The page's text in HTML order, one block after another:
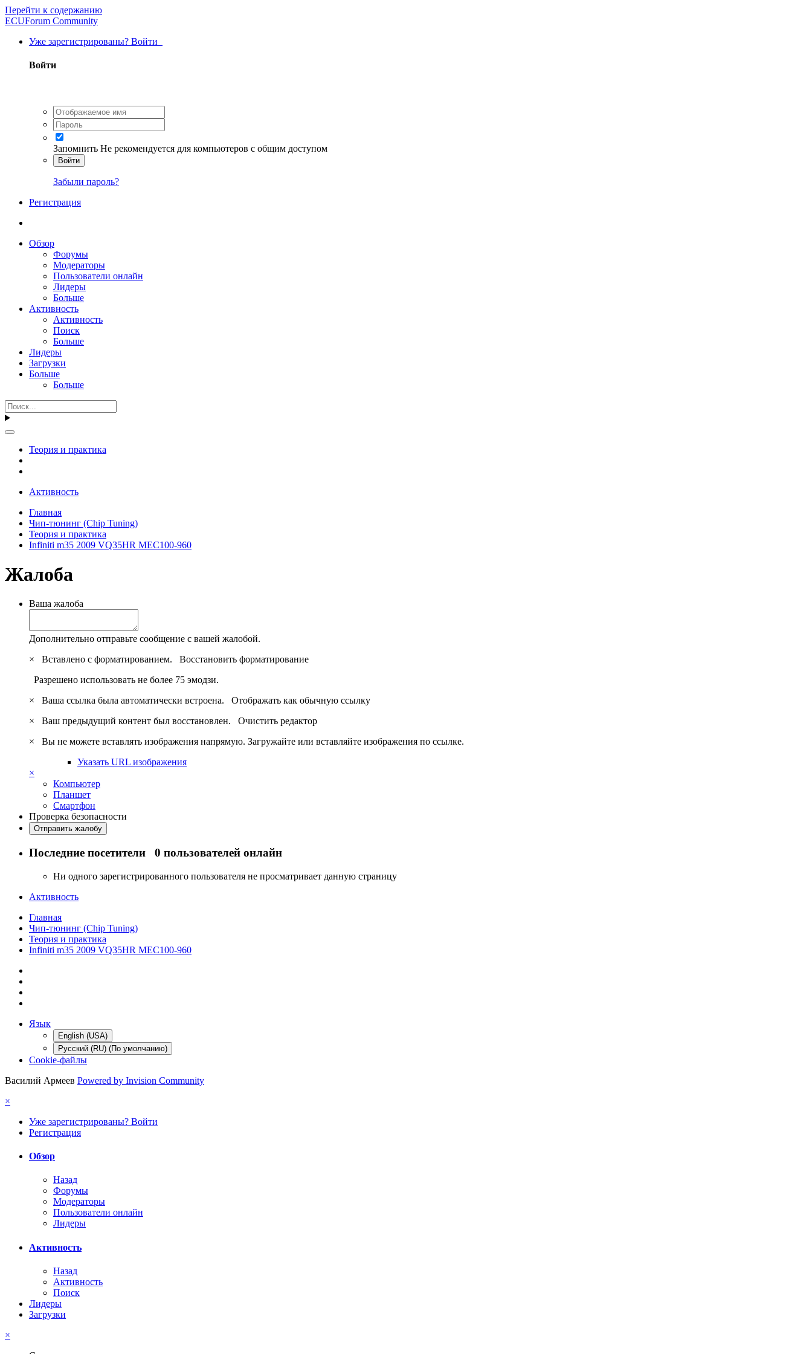
Перейти к содержанию
ECUForum Community
Уже зарегистрированы? Войти
Войти
Запомнить Не рекомендуется для компьютеров с общим доступом
Войти
Забыли пароль?
Регистрация
Обзор
Форумы
Модераторы
Пользователи онлайн
Лидеры
Больше
Активность
Активность
Поиск
Больше
Лидеры
Загрузки
Больше
Больше
Теория и практика
Активность
Главная
Чип-тюнинг (Chip Tuning)
Теория и практика
Infiniti m35 2009 VQ35HR MEC100-960
Жалоба
Ваша жалоба
Дополнительно отправьте сообщение с вашей жалобой.
×
Вставлено с форматированием. Восстановить форматирование
Разрешено использовать не более 75 эмодзи.
×
Ваша ссылка была автоматически встроена. Отображать как обычную ссылку
×
Ваш предыдущий контент был восстановлен. Очистить редактор
×
Вы не можете вставлять изображения напрямую. Загружайте или вставляйте изображения по ссылке.
Указать URL изображения
×
Компьютер
Планшет
Смартфон
Проверка безопасности
Отправить жалобу
Последние посетители 0 пользователей онлайн
Ни одного зарегистрированного пользователя не просматривает данную страницу
Активность
Главная
Чип-тюнинг (Chip Tuning)
Теория и практика
Infiniti m35 2009 VQ35HR MEC100-960
Язык
English (USA)
Русский (RU) (По умолчанию)
Cookie-файлы
Василий Армеев Powered by Invision Community
×
Уже зарегистрированы? Войти
Регистрация
Обзор
Назад
Форумы
Модераторы
Пользователи онлайн
Лидеры
Активность
Назад
Активность
Поиск
Лидеры
Загрузки
×